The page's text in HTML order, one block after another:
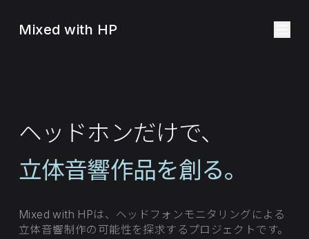
Mixed with HP
ヘッドホンだけで、
立体音響作品を創る。
Mixed with HPは、ヘッドフォンモニタリングによる
立体音響制作の可能性を探求するプロジェクトです。